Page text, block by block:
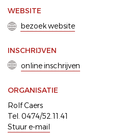
WEBSITE
bezoek website
INSCHRIJVEN
online inschrijven
ORGANISATIE
Rolf Caers
Tel. 0474/52.11.41
Stuur e-mail